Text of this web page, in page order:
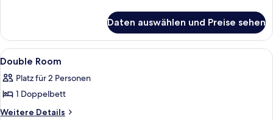
Garden
View
And
Sofa
Bed
anzeigen
Room
King
Suite
Garden
View
Sofa
Daten auswählen und Preise sehen
Alle
Fotos
für
Double
Room
Hochwertige Bettwaren,
5
Double Room
Platz für 2 Personen
1 Doppelbett
Weitere Details
Weitere